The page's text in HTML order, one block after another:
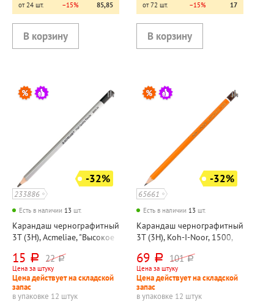
от 24 шт.
−15% 85,85
от 72 шт.
−15% 17
-32%
233886
Есть в наличии 13 шт.
Карандаш чернографитный
3Т (3H), Acmeliae, "Высокое
дерево, без ластика, корпус
серебристый,
шестигранный
15 руб. 22 руб.
Цена за штуку
Цена действует на складской
запас
в упаковке 12 штук
-32%
65661
Есть в наличии 13 шт.
Карандаш чернографитный
3Т (3H), Koh-I-Noor, 1500,
дерево, без ластика,
шестигранный
69 руб. 101 руб.
Цена за штуку
Цена действует на складской
запас
в упаковке 12 штук